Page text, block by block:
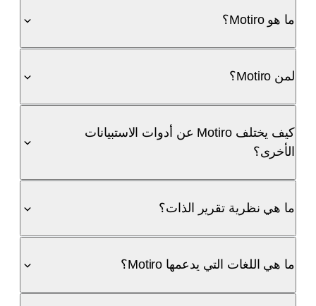
ما هو Motiro؟
لمن Motiro؟
كيف يختلف Motiro عن أدوات الاستبيانات
الأخرى؟
ما هي نظرية تقرير الذات؟
ما هي اللغات التي يدعمها Motiro؟